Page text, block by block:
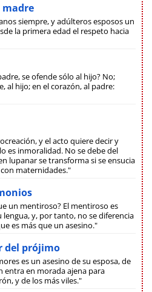
madre
siempre, y adúlteros esposos un
la primera edad el respeto hacia
se ofende sólo al hijo? No;
al hijo; en el corazón, al padre:
y el acto quiere decir y
es inmoralidad. No se debe del
lupanar se transforma si se ensucia
maternidades."
un mentiroso? El mentiroso es
lengua, y, por tanto, no se diferencia
es más que un asesino."
del prójimo
es un asesino de su esposa, de
entra en morada ajena para
y de los más viles."